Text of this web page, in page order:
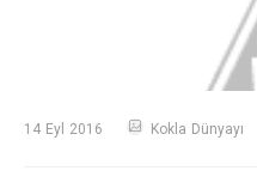
14 Eyl 2016 Kokla Dünyayı